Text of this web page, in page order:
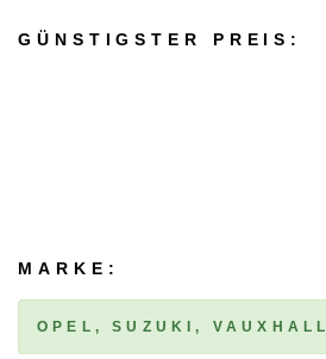
GÜNSTIGSTER PREIS:
MARKE:
OPEL, SUZUKI, VAUXHALL